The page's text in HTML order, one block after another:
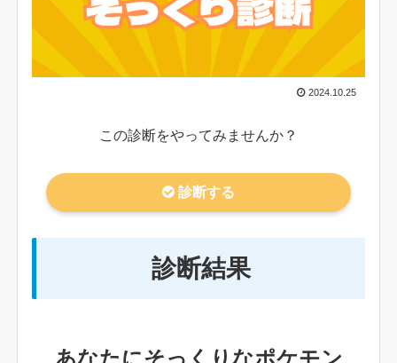
2024.10.25
この診断をやってみませんか？
診断する
診断結果